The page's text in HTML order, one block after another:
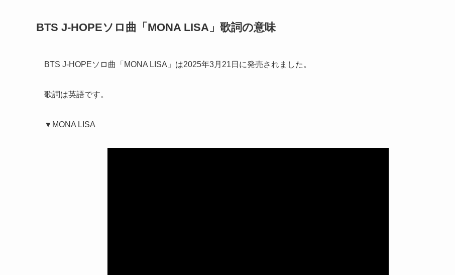
BTS J-HOPEソロ曲「MONA LISA」歌詞の意味
BTS J-HOPEソロ曲「MONA LISA」は2025年3月21日に発売されました。
歌詞は英語です。
▼MONA LISA